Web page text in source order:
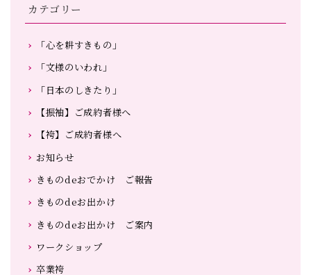
カテゴリー
「心を耕すきもの」
「文様のいわれ」
「日本のしきたり」
【振袖】ご成約者様へ
【袴】ご成約者様へ
お知らせ
きものdeおでかけ ご報告
きものdeお出かけ
きものdeお出かけ ご案内
ワークショップ
卒業袴